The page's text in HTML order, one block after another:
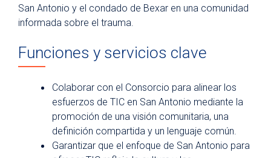
San Antonio y el condado de Bexar en una comunidad
informada sobre el trauma.
Funciones y servicios clave
Colaborar con el Consorcio para alinear los
esfuerzos de TIC en San Antonio mediante la
promoción de una visión comunitaria, una
definición compartida y un lenguaje común.
Garantizar que el enfoque de San Antonio para